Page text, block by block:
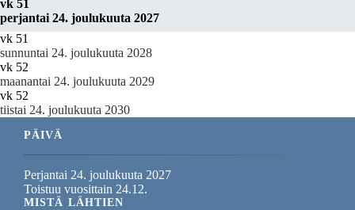
vk 51
perjantai 24. joulukuuta 2027
vk 51
sunnuntai 24. joulukuuta 2028
vk 52
maanantai 24. joulukuuta 2029
vk 52
tiistai 24. joulukuuta 2030
PÄIVÄ
Perjantai 24. joulukuuta 2027
Toistuu vuosittain 24.12.
MISTÄ LÄHTIEN